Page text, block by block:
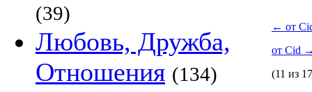
(39)
Любовь, Дружба,
Отношения (134)
← от
от Cid
(11 из